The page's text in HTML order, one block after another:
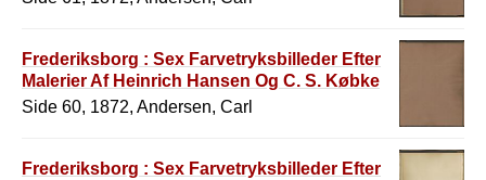
Frederiksborg : Sex Farvetryksbilleder Efter
Malerier Af Heinrich Hansen Og C. S. Købke
Side 60, 1872, Andersen, Carl
Frederiksborg : Sex Farvetryksbilleder Efter